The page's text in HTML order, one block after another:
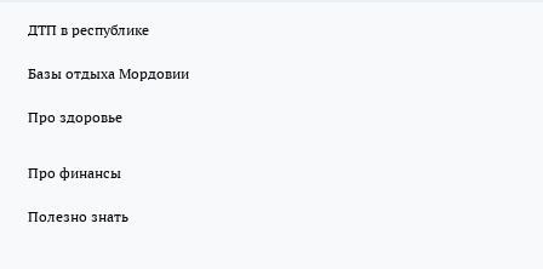
ДТП в республике
Базы отдыха Мордовии
Про здоровье
Про финансы
Полезно знать